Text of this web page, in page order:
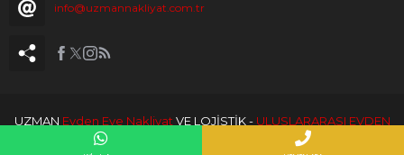
info@uzmannakliyat.com.tr
UZMAN Evden Eve NakliyatVE LOJİSTİK - ULUSLARARASI EVDEN